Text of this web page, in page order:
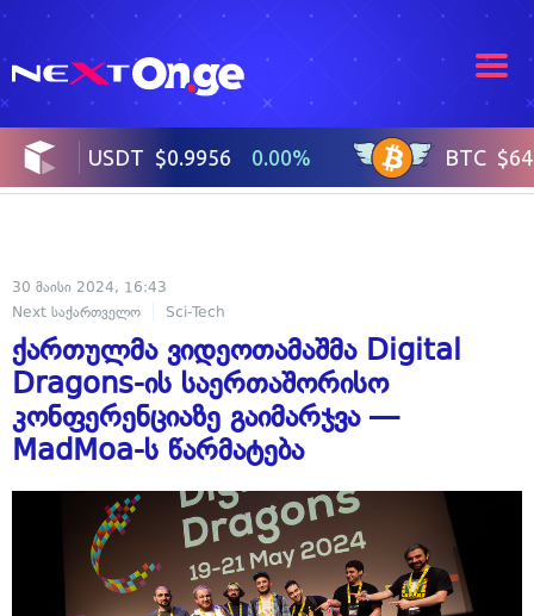
30 მაისი 2024, 16:43
Next საქართველო
Sci-Tech
ქართულმა ვიდეოთამაშმა Digital
Dragons-ის საერთაშორისო
კონფერენციაზე გაიმარჯვა —
MadMoa-ს წარმატება